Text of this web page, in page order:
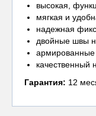
высокая,
мягкая и
надежная
двойные швы
армированные
качественный
Гарантия: 12